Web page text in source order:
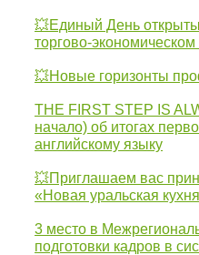
💥Единый День
торгово-
💥Новые горизонты
THE FIRST STEP IS
начало) об итогах
английскому языку
💥Приглашаем вас
«Новая уральская
3 место в
подготовки кадров в